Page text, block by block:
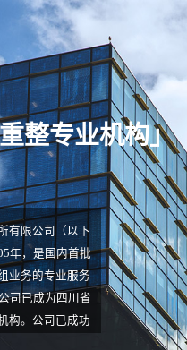
整专业机构」
有限公司（以下
年，是国内首批
业务的专业服务
司已成为四川省
构。公司已成功
高院、海南省高